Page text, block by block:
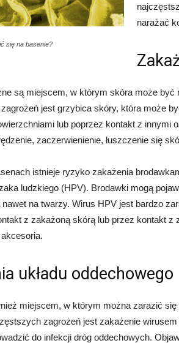
się na basenie?
narażać
są miejscem, w którym skóra może być
jest grzybica skóry, która może
lub poprzez kontakt z innymi
zaczerwienienie, łuszczenie się
istnieje ryzyko zakażenia
ludzkiego (HPV). Brodawki mogą
nawet na twarzy. Wirus HPV jest bardzo
z zakażoną skórą lub przez kontakt
układu oddechowego
miejscem, w którym można zarazić się
zagrożeń jest zakażenie
do infekcji dróg oddechowych.